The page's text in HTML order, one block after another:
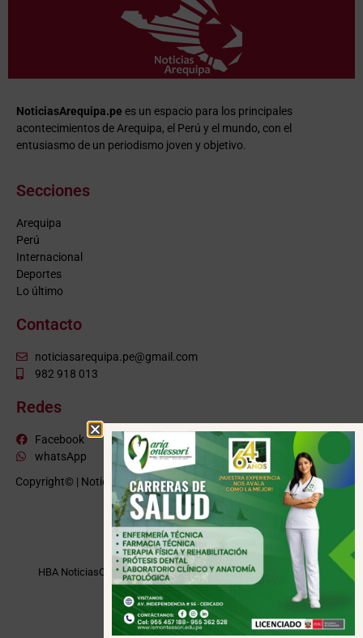
NoticiasArequipa.pe es un espacio para los principales
acontecimientos de Arequipa, el Perú y el mundo, con el
entusiasmo de un periodismo joven y objetivo.
Secciones
Arequipa
Perú
Internacional
Deportes
Lo último
Contacto
noticiasarequipa.pe@gmail.com
982 918 013
Redes
Facebook
whatsApp
Copyright© | NoticiasArequipa.pe | Grupo HBA Noticias| Todos los
derechos reservados
VISITE TAMBIÉN
HBA NoticiasCusco InformaMoquegua Noticias Tacna Noticias
Puno Noticias